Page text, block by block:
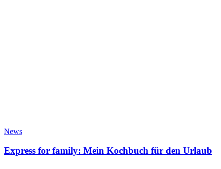
News
Express for family: Mein Kochbuch für den Urlaub